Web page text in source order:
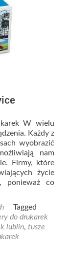
W wielu
Każdy z
wyobrazić
nam
Firmy, które
życie
ponieważ co
Tagged
do drukarek
lublin, tusze